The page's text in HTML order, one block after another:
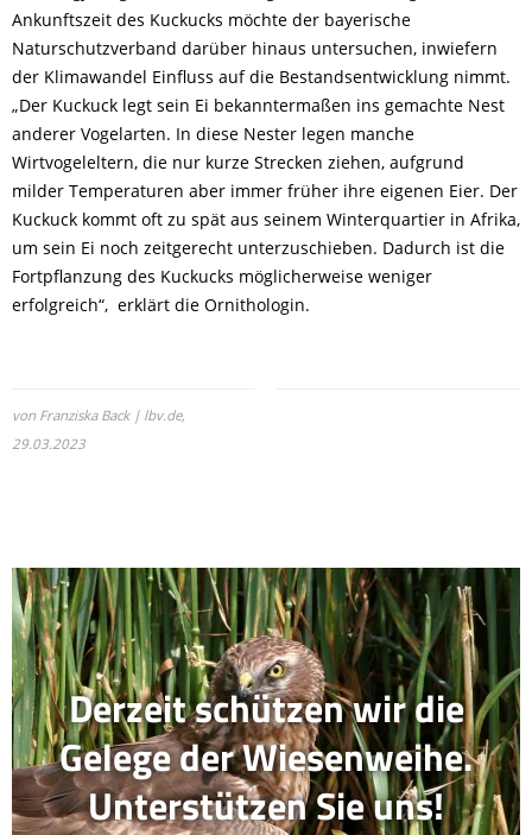
Ankunftszeit des Kuckucks möchte der bayerische
Naturschutzverband darüber hinaus untersuchen, inwiefern
der Klimawandel Einfluss auf die Bestandsentwicklung nimmt.
„Der Kuckuck legt sein Ei bekanntermaßen ins gemachte Nest
anderer Vogelarten. In diese Nester legen manche
Wirtvogeleltern, die nur kurze Strecken ziehen, aufgrund
milder Temperaturen aber immer früher ihre eigenen Eier. Der
Kuckuck kommt oft zu spät aus seinem Winterquartier in Afrika,
um sein Ei noch zeitgerecht unterzuschieben. Dadurch ist die
Fortpflanzung des Kuckucks möglicherweise weniger
erfolgreich“, erklärt die Ornithologin.
von Franziska Back | lbv.de,
29.03.2023
Derzeit schützen wir die
Gelege der Wiesenweihe.
Unterstützen Sie uns!